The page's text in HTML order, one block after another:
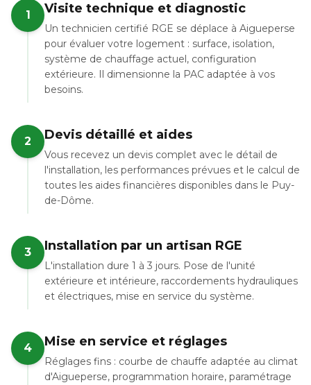
1 Visite technique et diagnostic
Un technicien certifié RGE se déplace à Aigueperse
pour évaluer votre logement : surface, isolation,
système de chauffage actuel, configuration
extérieure. Il dimensionne la PAC adaptée à vos
besoins.
2 Devis détaillé et aides
Vous recevez un devis complet avec le détail de
l'installation, les performances prévues et le calcul de
toutes les aides financières disponibles dans le Puy-
de-Dôme.
3 Installation par un artisan RGE
L'installation dure 1 à 3 jours. Pose de l'unité
extérieure et intérieure, raccordements hydrauliques
et électriques, mise en service du système.
4 Mise en service et réglages
Réglages fins : courbe de chauffe adaptée au climat
d'Aigueperse, programmation horaire, paramétrage